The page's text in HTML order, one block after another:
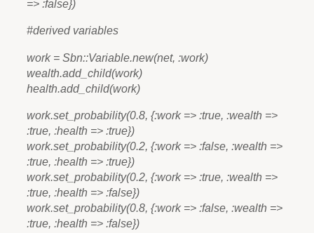
=> :false})
#derived variables
work = Sbn::Variable.new(net, :work)
wealth.add_child(work)
health.add_child(work)
work.set_probability(0.8, {:work => :true, :wealth =>
:true, :health => :true})
work.set_probability(0.2, {:work => :false, :wealth =>
:true, :health => :true})
work.set_probability(0.2, {:work => :true, :wealth =>
:true, :health => :false})
work.set_probability(0.8, {:work => :false, :wealth =>
:true, :health => :false})